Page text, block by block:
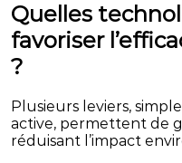
Quelles
favoriser
?
Plusieurs leviers,
active, permettent de
réduisant l’impact